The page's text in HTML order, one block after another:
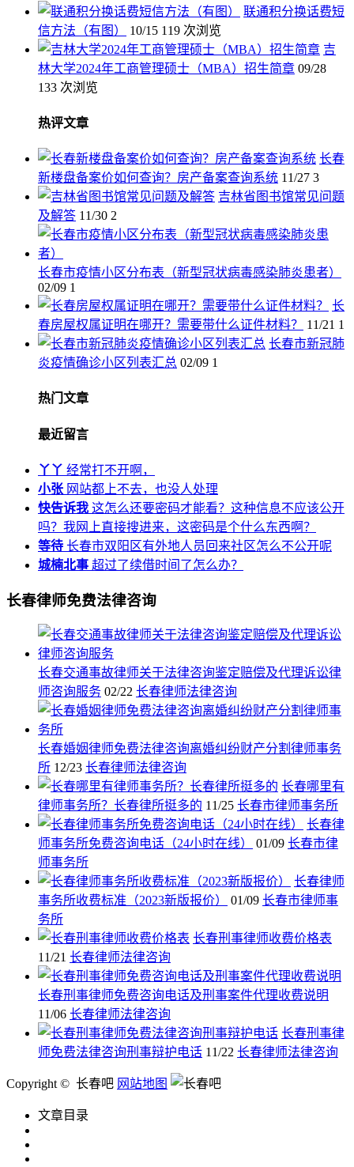
联通积分换话费短
信方法（有图）
10/15 119 次浏览
吉
林大学2024年工商管理硕士（MBA）招生简章 09/28
133 次浏览
热评文章
长春
新楼盘备案价如何查询？房产备案查询系统 11/27 3
吉林省图书馆常见问题
及解答 11/30 2
长春市疫情小区分布表（新型冠状病毒感染肺炎患者）
02/09 1
长
春房屋权属证明在哪开？需要带什么证件材料？
11/21 1
长春市新冠肺
炎疫情确诊小区列表汇总 02/09 1
热门文章
最近留言
丫丫 经常打不开啊，
小张 网站都上不去，也没人处理
快告诉我 这怎么还要密码才能看？这种信息不应该公开
吗？我网上直接搜进来，这密码是个什么东西啊？
等待 长春市双阳区有外地人员回来社区怎么不公开呢
城楠北事 超过了续借时间了怎么办？
长春律师免费法律咨询
长春交通事故律师关于法律咨询鉴定赔偿及代理诉讼律
师咨询服务 02/22 长春律师法律咨询
长春婚姻律师免费法律咨询离婚纠纷财产分割律师事务
所 12/23 长春律师法律咨询
长春哪里有
律师事务所？长春律所挺多的 11/25 长春市律师事务所
长春律
师事务所免费咨询电话（24小时在线）
01/09 长春市律
师事务所
长春律师
事务所收费标准（2023新版报价）
01/09 长春市律师事
务所
长春刑事律师收费价格表
11/21 长春律师法律咨询
长春刑事律师免费咨询电话及刑事案件代理收费说明
11/06 长春律师法律咨询
长春刑事律
师免费法律咨询刑事辩护电话 11/22 长春律师法律咨询
Copyright © 长春吧 网站地图
文章目录